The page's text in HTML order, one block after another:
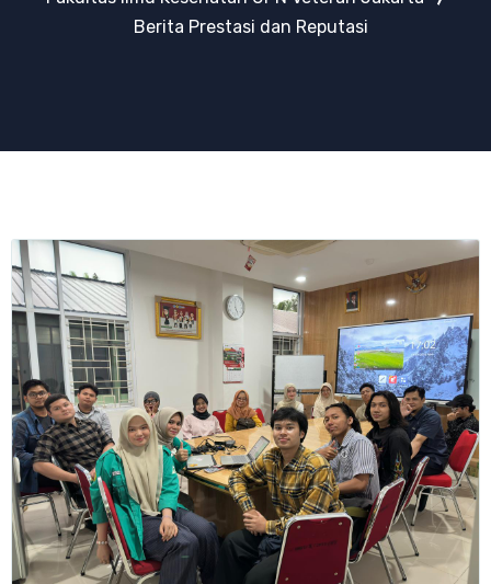
Berita Prestasi dan Reputasi